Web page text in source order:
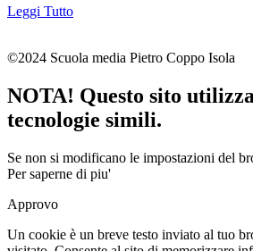
Leggi Tutto
©2024 Scuola media Pietro Coppo Isola
NOTA! Questo sito
tecnologie simili.
Se non si modificano le impostazioni del
Per saperne di piu'
Approvo
Un cookie è un breve testo inviato al tuo